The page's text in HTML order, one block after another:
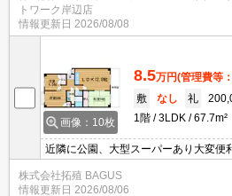
合せ下さい♪
トワーク岸辺店
情報更新日 2026/08/08
画像：10枚
8.5万円(管理費等
敷
なし 礼
1階
3LDK 67.7m²
近隣に公園、大型スーパーあり大変便
場！
株式会社拓殖 BAGUS
情報更新日 2026/08/06